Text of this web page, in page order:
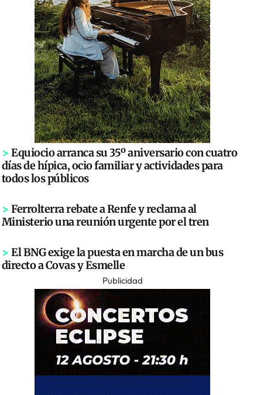
> Equiocio arranca su 35º aniversario con cuatro
días de hípica, ocio familiar y actividades para
todos los públicos
> Ferrolterra rebate a Renfe y reclama al
Ministerio una reunión urgente por el tren
> El BNG exige la puesta en marcha de un bus
directo a Covas y Esmelle
Publicidad